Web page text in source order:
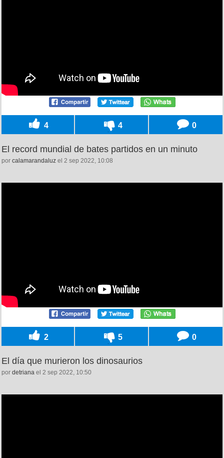
4 4 0
El record mundial de bates partidos en un minuto
por calamarandaluz el 2 sep 2022, 10:08
2 5 0
El día que murieron los dinosaurios
por detriana el 2 sep 2022, 10:50